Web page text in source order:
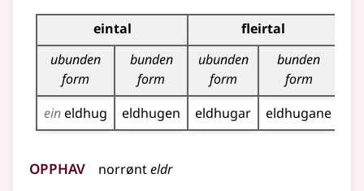
Bøyningstabell for dette substantivet
eintal
fleirtal
ubunden
form
bunden
form
ubunden
form
bunden
form
eineldhug eldhugen eldhugar eldhugane
Opphav norrønteldr